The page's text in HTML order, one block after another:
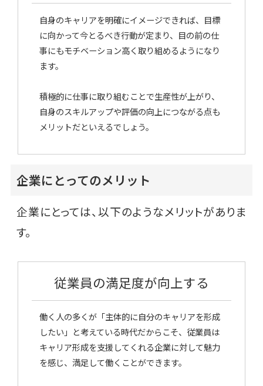
自身のキャリアを明確にイメージできれば、目標
に向かって今とるべき行動が定まり、目の前の仕
事にもモチベーション高く取り組めるようになり
ます。
積極的に仕事に取り組むことで生産性が上がり、
自身のスキルアップや評価の向上につながる点も
メリットだといえるでしょう。
企業にとってのメリット
企業にとっては、以下のようなメリットがありま
す。
従業員の満足度が向上する
働く人の多くが「主体的に自分のキャリアを形成
したい」と考えている時代だからこそ、従業員は
キャリア形成を支援してくれる企業に対して魅力
を感じ、満足して働くことができます。